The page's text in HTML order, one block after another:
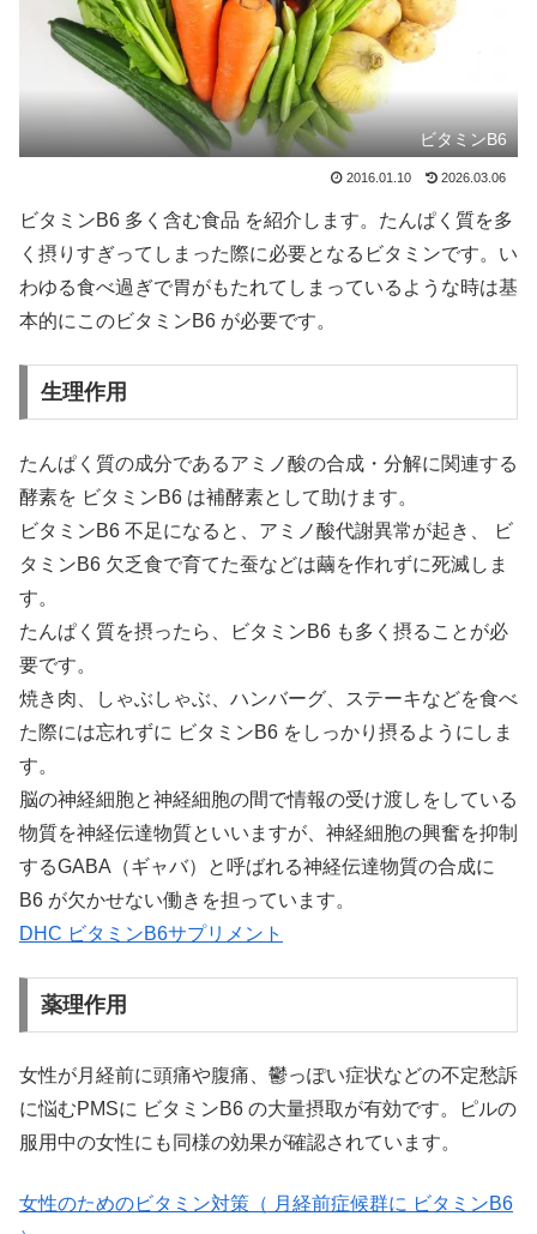
ビタミンB6
2016.01.10 2026.03.06
ビタミンB6 多く含む食品 を紹介します。たんぱく質を多
く摂りすぎってしまった際に必要となるビタミンです。い
わゆる食べ過ぎで胃がもたれてしまっているような時は基
本的にこのビタミンB6 が必要です。
生理作用
たんぱく質の成分であるアミノ酸の合成・分解に関連する
酵素を ビタミンB6 は補酵素として助けます。
ビタミンB6 不足になると、アミノ酸代謝異常が起き、 ビ
タミンB6 欠乏食で育てた蚕などは繭を作れずに死滅しま
す。
たんぱく質を摂ったら、ビタミンB6 も多く摂ることが必
要です。
焼き肉、しゃぶしゃぶ、ハンバーグ、ステーキなどを食べ
た際には忘れずに ビタミンB6 をしっかり摂るようにしま
す。
脳の神経細胞と神経細胞の間で情報の受け渡しをしている
物質を神経伝達物質といいますが、神経細胞の興奮を抑制
するGABA（ギャバ）と呼ばれる神経伝達物質の合成に
B6 が欠かせない働きを担っています。
DHC ビタミンB6サプリメント
薬理作用
女性が月経前に頭痛や腹痛、鬱っぽい症状などの不定愁訴
に悩むPMSに ビタミンB6 の大量摂取が有効です。ピルの
服用中の女性にも同様の効果が確認されています。
女性のためのビタミン対策（ 月経前症候群に ビタミンB6